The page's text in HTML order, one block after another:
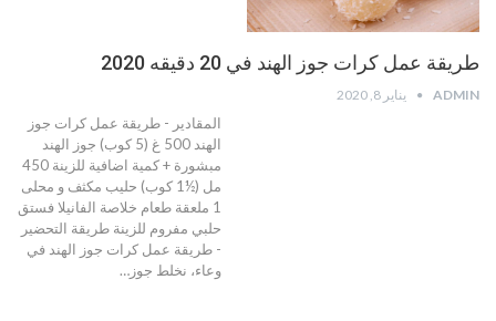
طريقة عمل كرات جوز الهند في 20 دقيقه 2020
ADMIN يناير 8, 2020
المقادير - طريقة عمل كرات جوز
الهند 500 غ (5 كوب) جوز الهند
مبشورة + كمية اضافية للزينة 450
مل (½1 كوب) حليب مكثف و محلى
1 ملعقة طعام خلاصة الفانيلا فستق
حلبي مفروم للزينة طريقة التحضير
- طريقة عمل كرات جوز الهند في
وعاء، نخلط جوز…